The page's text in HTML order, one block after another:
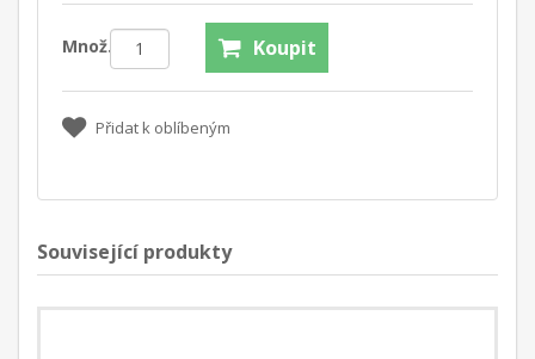
Množ.: Koupit
Přidat k oblíbeným
Související produkty